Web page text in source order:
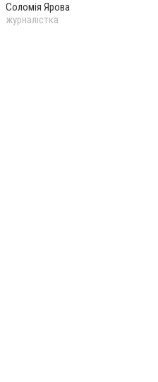
Соломія Ярова
журналістка